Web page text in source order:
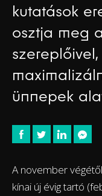
kutatások
osztja meg
ünnepek
A november
kínai új évig tartó